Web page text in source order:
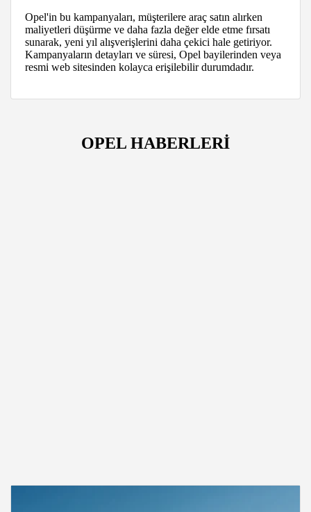
Opel'in bu kampanyaları, müşterilere araç satın alırken
maliyetleri düşürme ve daha fazla değer elde etme fırsatı
sunarak, yeni yıl alışverişlerini daha çekici hale getiriyor.
Kampanyaların detayları ve süresi, Opel bayilerinden veya
resmi web sitesinden kolayca erişilebilir durumdadır.
OPEL HABERLERİ